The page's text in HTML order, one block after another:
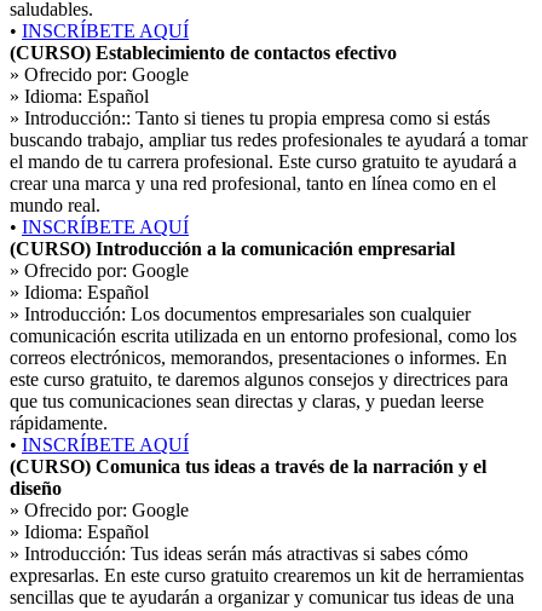
saludables.
• INSCRÍBETE AQUÍ
(CURSO) Establecimiento de contactos efectivo
» Ofrecido por: Google
» Idioma: Español
» Introducción:: Tanto si tienes tu propia empresa como si estás
buscando trabajo, ampliar tus redes profesionales te ayudará a tomar
el mando de tu carrera profesional. Este curso gratuito te ayudará a
crear una marca y una red profesional, tanto en línea como en el
mundo real.
• INSCRÍBETE AQUÍ
(CURSO) Introducción a la comunicación empresarial
» Ofrecido por: Google
» Idioma: Español
» Introducción: Los documentos empresariales son cualquier
comunicación escrita utilizada en un entorno profesional, como los
correos electrónicos, memorandos, presentaciones o informes. En
este curso gratuito, te daremos algunos consejos y directrices para
que tus comunicaciones sean directas y claras, y puedan leerse
rápidamente.
• INSCRÍBETE AQUÍ
(CURSO) Comunica tus ideas a través de la narración y el
diseño
» Ofrecido por: Google
» Idioma: Español
» Introducción: Tus ideas serán más atractivas si sabes cómo
expresarlas. En este curso gratuito crearemos un kit de herramientas
sencillas que te ayudarán a organizar y comunicar tus ideas de una